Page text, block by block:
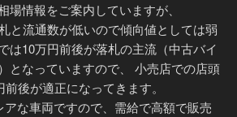
場情報をご案内していますが、
と流通数が低いので傾向値としては弱
は10万円前後が落札の主流（中古バイ
となっていますので、 小売店での店頭
後が適正になってきます。
アな車両ですので、需給で高額で販売